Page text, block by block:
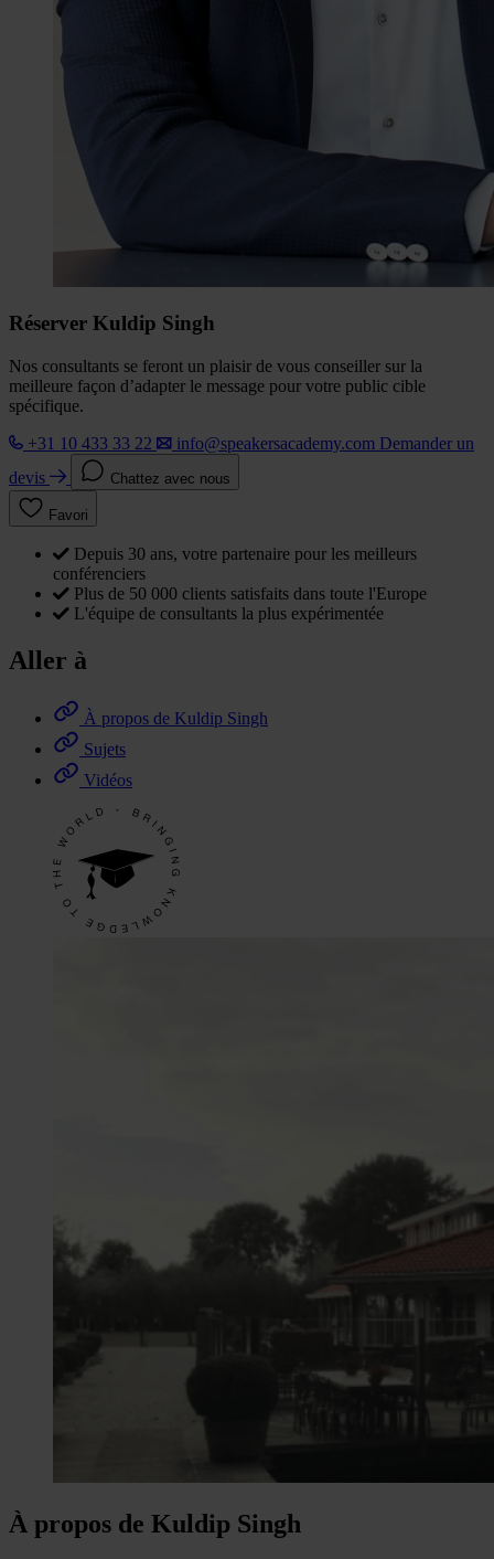
Réserver Kuldip Singh
Nos consultants se feront un plaisir de vous conseiller sur la
meilleure façon d’adapter le message pour votre public cible
spécifique.
+31 10 433 33 22
info@speakersacademy.com Demander un
devis
Chattez avec nous
Favori
Depuis 30 ans, votre partenaire pour les meilleurs
conférenciers
Plus de 50 000 clients satisfaits dans toute l'Europe
L'équipe de consultants la plus expérimentée
Aller à
À propos de Kuldip Singh
Sujets
Vidéos
À propos de Kuldip Singh